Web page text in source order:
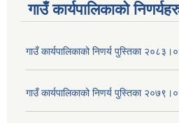
गाउँ कार्यपालिकाकाे
गाउँ कार्यपालिकाको निणर्य पुस्तिका
गाउँ कार्यपालिकाको निणर्य पुस्तिका